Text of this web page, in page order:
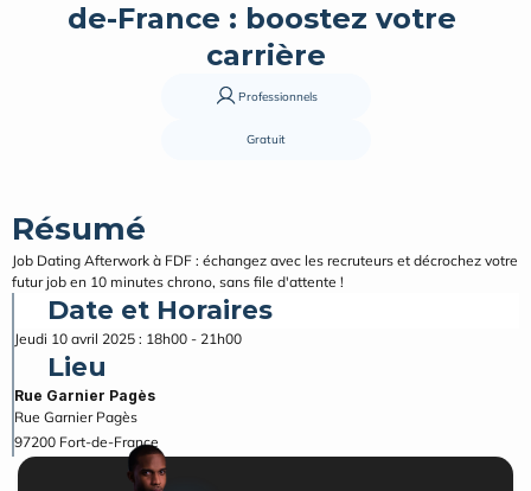
de-France : boostez votre
carrière
Professionnels
Gratuit
Résumé
Job Dating Afterwork à FDF : échangez avec les recruteurs et décrochez votre
futur job en 10 minutes chrono, sans file d'attente !
Date et Horaires
Jeudi 10 avril 2025 : 18h00 - 21h00
Lieu
Rue Garnier Pagès
Rue Garnier Pagès
97200 Fort-de-France